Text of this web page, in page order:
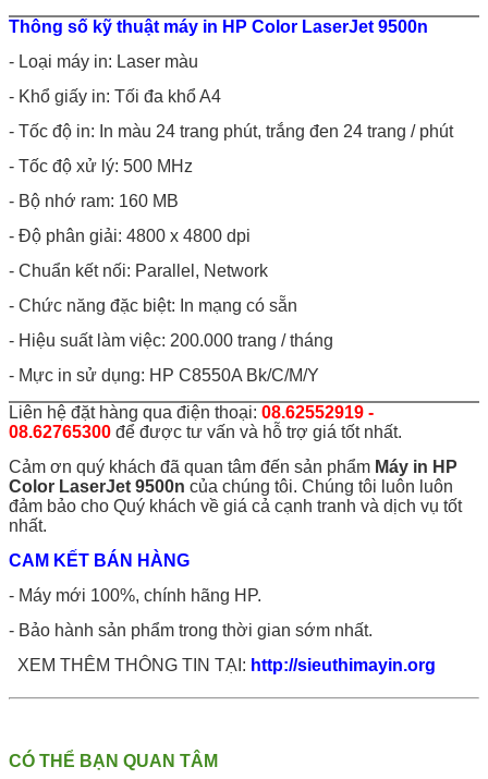
Thông số kỹ thuật máy in HP Color LaserJet 9500n
- Loại máy in: Laser màu
- Khổ giấy in: Tối đa khổ A4
- Tốc độ in: In màu 24 trang phút, trắng đen 24 trang / phút
- Tốc độ xử lý: 500 MHz
- Bộ nhớ ram: 160 MB
- Độ phân giải: 4800 x 4800 dpi
- Chuẩn kết nối: Parallel, Network
- Chức năng đặc biệt: In mạng có sẵn
- Hiệu suất làm việc: 200.000 trang / tháng
- Mực in sử dụng: HP C8550A Bk/C/M/Y
Liên hệ đặt hàng qua điện thoại: 08.62552919 -
08.62765300 để được tư vấn và hỗ trợ giá tốt nhất.
Cảm ơn quý khách đã quan tâm đến sản phẩm Máy in HP
Color LaserJet 9500n của chúng tôi. Chúng tôi luôn luôn
đảm bảo cho Quý khách về giá cả cạnh tranh và dịch vụ tốt
nhất.
CAM KẾT BÁN HÀNG
- Máy mới 100%, chính hãng HP.
- Bảo hành sản phẩm trong thời gian sớm nhất.
XEM THÊM THÔNG TIN TẠI: http://sieuthimayin.org
CÓ THỂ BẠN QUAN TÂM